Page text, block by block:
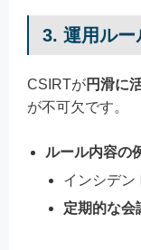
3. 運用ルー
CSIRTが円滑に
が不可欠です。
ルール内容の
インシデン
定期的な会